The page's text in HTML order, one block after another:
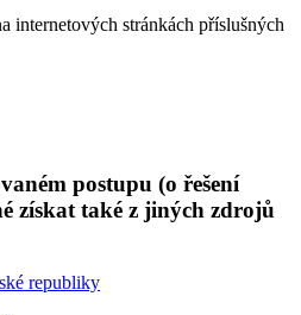
internetových stránkách příslušných
postupu (o řešení
získat také z jiných zdrojů
republiky